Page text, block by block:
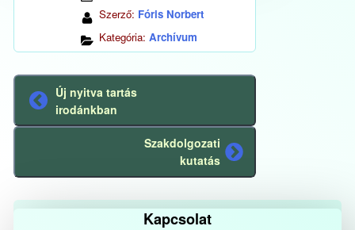
Szerző: Fóris Norbert
Kategória: Archívum
Előző
bejegyzés
Új nyitva tartás
irodánkban
bejegyzés
Szakdolgozati
kutatás
Kapcsolat